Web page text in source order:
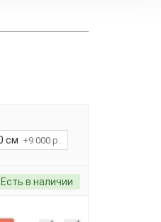
см +9 000 р.
Есть в наличии